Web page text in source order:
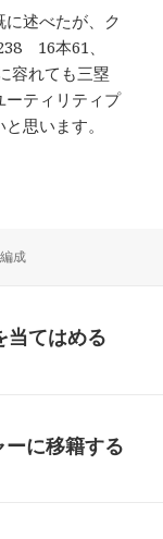
述べたが、ク
16本61、
容れても三塁
ーティリティプ
思います。
成
てはめる
に移籍する